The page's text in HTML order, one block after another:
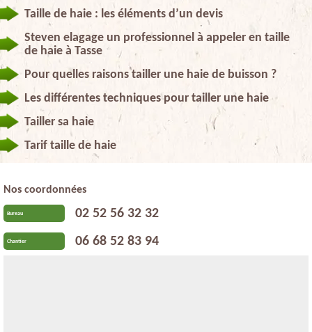
Taille de haie : les éléments d’un devis
Steven elagage un professionnel à appeler en taille
de haie à Tasse
Pour quelles raisons tailler une haie de buisson ?
Les différentes techniques pour tailler une haie
Tailler sa haie
Tarif taille de haie
Nos coordonnées
Bureau 02 52 56 32 32
Chantier 06 68 52 83 94